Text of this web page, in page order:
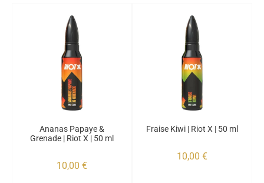
Ananas Papaye &
Grenade | Riot X | 50 ml
10,00 €
Fraise Kiwi | Riot X | 50 ml
10,00 €